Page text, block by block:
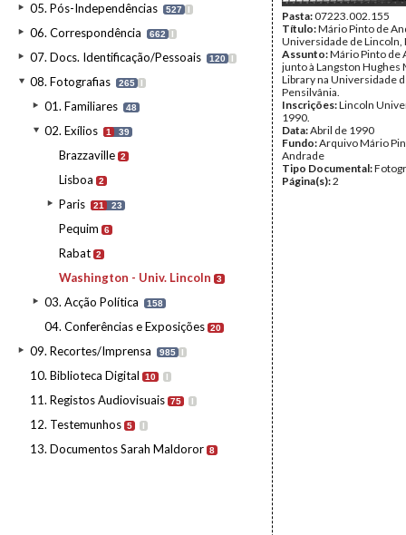
05. Pós-Independências 527 I
06. Correspondência 662 I
07. Docs. Identificação/Pessoais 120 I
08. Fotografias 265 I
01. Familiares 48
02. Exílios 1 39
Brazzaville 2
Lisboa 2
Paris 21 23
Pequim 6
Rabat 2
Washington - Univ. Lincoln 3
03. Acção Política 158
04. Conferências e Exposições 20
09. Recortes/Imprensa 985 I
10. Biblioteca Digital 10 I
11. Registos Audiovisuais 75 I
12. Testemunhos 5 I
13. Documentos Sarah Maldoror 8
Pasta:07223.002.155
Título:Mário Pinto de
Universidade de Lincoln,
Assunto:Mário Pinto de
junto à Langston Hughes
Library na Universidade
Pensilvânia.
Inscrições:Lincoln
1990.
Data:Abril de 1990
Fundo:Arquivo Mário
Andrade
Tipo Documental:
Página(s):2